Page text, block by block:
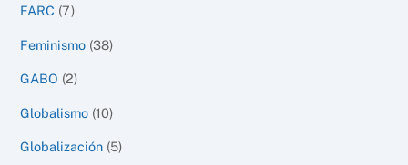
FARC (7)
Feminismo (38)
GABO (2)
Globalismo (10)
Globalización (5)